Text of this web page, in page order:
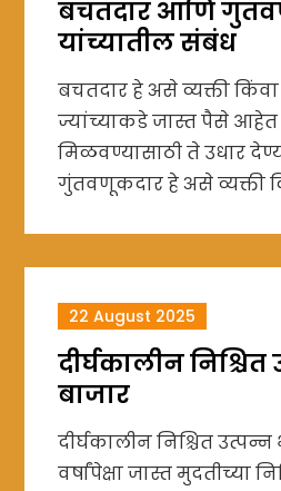
बचतदार आणि
यांच्यातील संबंध
बचतदार हे असे व्यक्ती
ज्यांच्याकडे जास्त पैसे
मिळवण्यासाठी ते उधार
गुंतवणूकदार हे असे व्यक्ती
22 August 2025
दीर्घकालीन
बाजार
दीर्घकालीन निश्चित
वर्षांपेक्षा जास्त मुदतीच्या